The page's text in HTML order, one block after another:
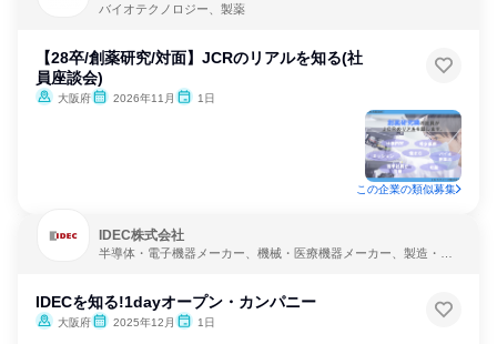
バイオテクノロジー、製薬
【28卒/創薬研究/対面】JCRのリアルを知る(社
員座談会)
大阪府 2026年11月 1日
この企業の類似募集
IDEC株式会社
半導体・電子機器メーカー、機械・医療機器メーカー、製造・メ
IDECを知る!1dayオープン・カンパニー
大阪府 2025年12月 1日